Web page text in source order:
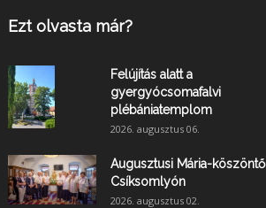
Ezt olvasta már?
Felújítás alatt a
gyergyócsomafalvi
plébániatemplom
2026. augusztus 06.
Augusztusi Mária-köszöntő
Csíksomlyón
2026. augusztus 02.